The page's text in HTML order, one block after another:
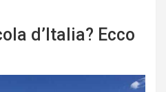
d’Italia? Ecco